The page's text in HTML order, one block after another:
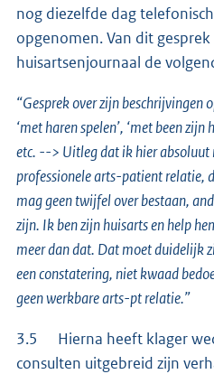
nog diezelfde dag
opgenomen. Van dit
huisartsenjournaal de
“Gesprek over zijn beschrijvingen
‘met haren spelen’, ‘met been zijn
etc. --> Uitleg dat ik hier
professionele arts-patient relatie,
mag geen twijfel over bestaan,
zijn. Ik ben zijn huisarts en help
meer dan dat. Dat moet duidelijk
een constatering, niet kwaad
geen werkbare arts-pt relatie.”
3.5 Hierna heeft klager
consulten uitgebreid zijn